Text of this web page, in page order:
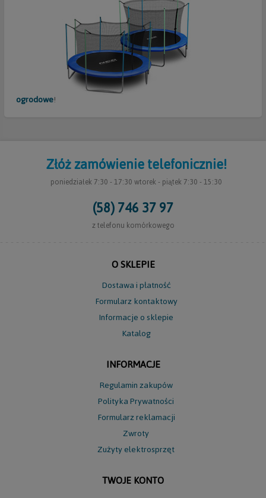
ogrodowe!
Złóż zamówienie telefonicznie!
poniedziałek 7:30 - 17:30 wtorek - piątek 7:30 - 15:30
(58) 746 37 97
z telefonu komórkowego
O SKLEPIE
Dostawa i płatność
Formularz kontaktowy
Informacje o sklepie
Katalog
INFORMACJE
Regulamin zakupów
Polityka Prywatności
Formularz reklamacji
Zwroty
Zużyty elektrosprzęt
TWOJE KONTO